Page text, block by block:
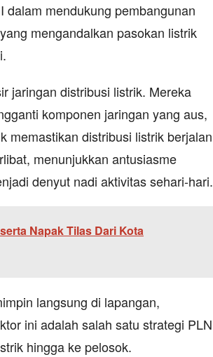
dalam mendukung pembangunan
mengandalkan pasokan listrik
jaringan distribusi listrik. Mereka
komponen jaringan yang aus,
memastikan distribusi listrik berjalan
menunjukkan antusiasme
denyut nadi aktivitas sehari-hari.
Napak Tilas Dari Kota
langsung di lapangan,
ini adalah salah satu strategi PLN
hingga ke pelosok.